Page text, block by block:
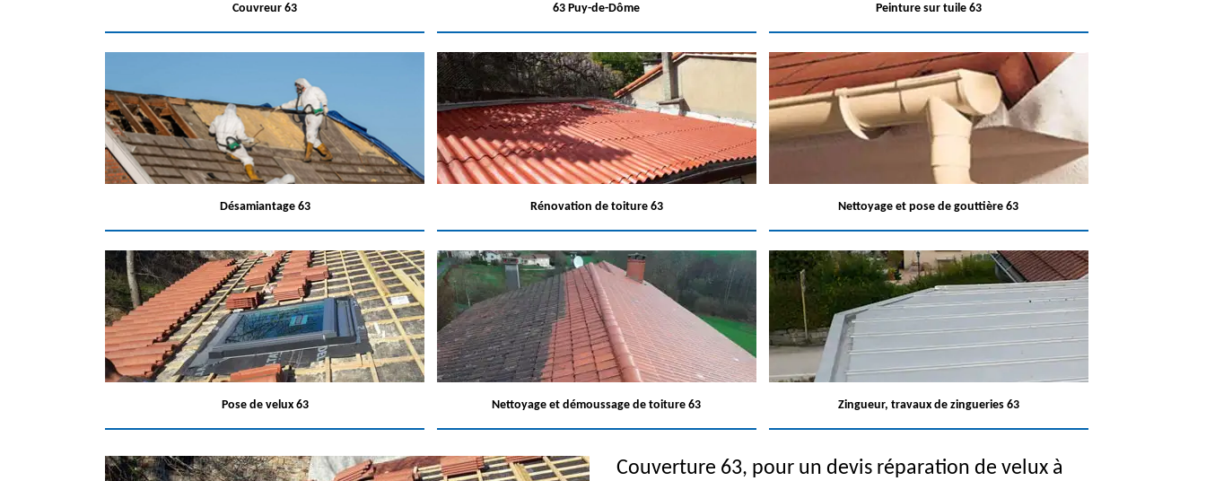
Couvreur 63
63 Puy-de-Dôme
Peinture sur tuile 63
Désamiantage 63 Rénovation de toiture 63 Nettoyage et pose de gouttière 63
Pose de velux 63 Nettoyage et démoussage de toiture 63 Zingueur, travaux de zingueries 63
Couverture 63, pour un devis réparation de velux à